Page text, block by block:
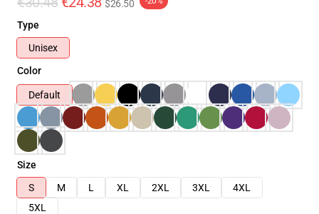
$26.50
Type
Unisex
Color
Default
Size
S
M L XL 2XL 3XL
4XL
5XL